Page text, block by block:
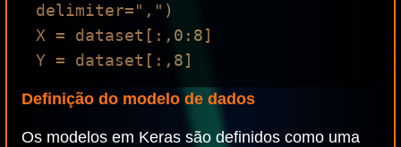
delimiter=",")
X = dataset[:,0:8]
Definição do modelo de dados
Os modelos em Keras são definidos como uma